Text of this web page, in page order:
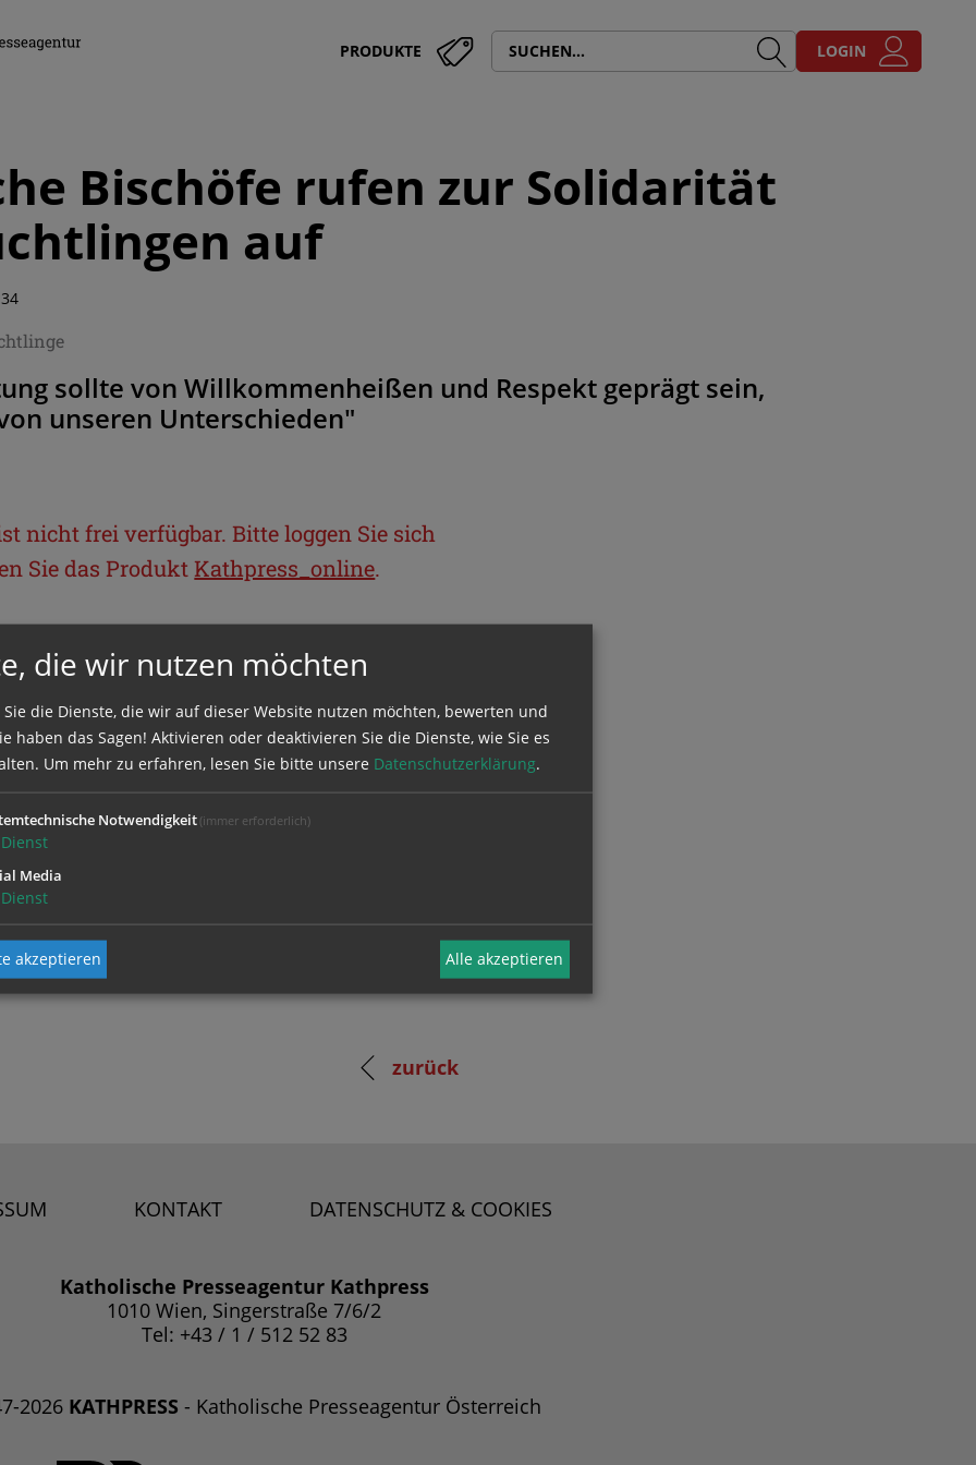
PRODUKTE LOGIN
Bischöfe rufen zur Solidarität
auf
sollte von Willkommenheißen und Respekt geprägt sein,
unseren Unterschieden"
nicht frei verfügbar. Bitte loggen Sie sich
Sie das Produkt Kathpress_online.
sich mit Ihrem Benutzernamen und
zurück
KONTAKT DATENSCHUTZ & COOKIES
Katholische Presseagentur Kathpress
1010 Wien, Singerstraße 7/6/2
Tel: +43 / 1 / 512 52 83
2026 KATHPRESS - Katholische Presseagentur Österreich
die wir nutzen möchten
Sie die Dienste, die wir auf dieser Website nutzen möchten, bewerten und
haben das Sagen! Aktivieren oder deaktivieren Sie die Dienste, wie Sie es
Um mehr zu erfahren, lesen Sie bitte unsere Datenschutzerklärung.
Notwendigkeit (immer erforderlich)
Dienst
Media
Dienst
akzeptieren Alle akzeptieren